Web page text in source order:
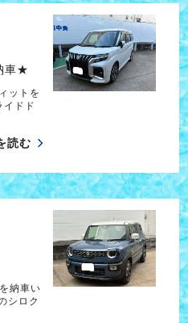
車★
ットを
ドド
読む
納車い
ロク